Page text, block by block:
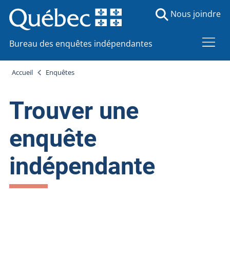
Bureau des enquêtes indépendantes
Nous joindre
Accueil Enquêtes
Trouver une
enquête
indépendante